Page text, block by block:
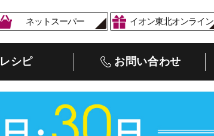
ネットスーパー イオン東北オンライン
レシピ お問い合わせ